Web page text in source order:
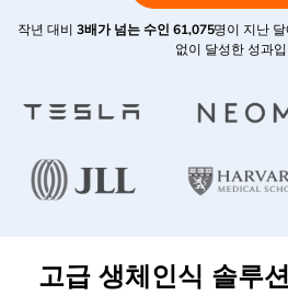
작년 대비 3배가 넘는 수인 61,075명이 지난
없이 달성한 성과
고급 생체인식 솔루션